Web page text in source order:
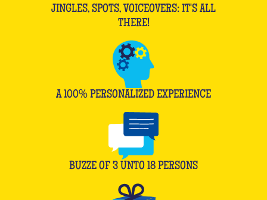
JINGLES, SPOTS, VOICEOVERS: IT'S ALL
THERE!
A 100% PERSONALIZED EXPERIENCE
BUZZE OF 3 UNTO 18 PERSONS